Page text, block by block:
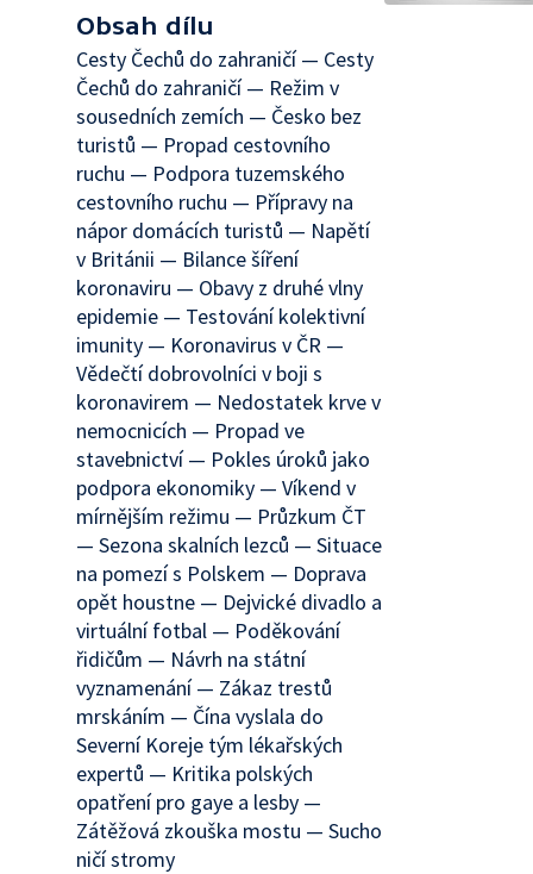
Obsah dílu
Cesty Čechů do zahraničí — Cesty
Čechů do zahraničí — Režim v
sousedních zemích — Česko bez
turistů — Propad cestovního
ruchu — Podpora tuzemského
cestovního ruchu — Přípravy na
nápor domácích turistů — Napětí
v Británii — Bilance šíření
koronaviru — Obavy z druhé vlny
epidemie — Testování kolektivní
imunity — Koronavirus v ČR —
Vědečtí dobrovolníci v boji s
koronavirem — Nedostatek krve v
nemocnicích — Propad ve
stavebnictví — Pokles úroků jako
podpora ekonomiky — Víkend v
mírnějším režimu — Průzkum ČT
— Sezona skalních lezců — Situace
na pomezí s Polskem — Doprava
opět houstne — Dejvické divadlo a
virtuální fotbal — Poděkování
řidičům — Návrh na státní
vyznamenání — Zákaz trestů
mrskáním — Čína vyslala do
Severní Koreje tým lékařských
expertů — Kritika polských
opatření pro gaye a lesby —
Zátěžová zkouška mostu — Sucho
ničí stromy